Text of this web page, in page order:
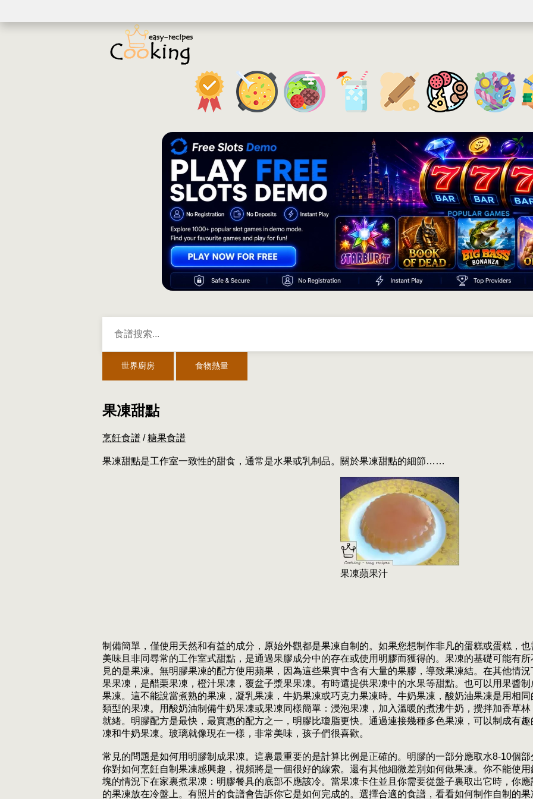
世界廚房 食物熱量
果凍甜點
烹飪食譜 /糖果食譜
果凍甜點是工作室一致性的甜食，通常是水果或乳制品。關於果凍甜點的細節……
果凍蘋果汁
制備簡單，僅使用天然和有益的成分，原始外觀都是果凍自制的。如果您想制作非凡的蛋糕或蛋糕，
美味且非同尋常的工作室式甜點，是通過果膠成分中的存在或使用明膠而獲得的。果凍的基礎可能有
見的是果凍。無明膠果凍的配方使用蘋果，因為這些果實中含有大量的果膠，導致果凍結。在其他情
果果凍，是醋栗果凍，橙汁果凍，覆盆子漿果果凍。有時還提供果凍中的水果等甜點。也可以用果醬
果凍。這不能說當煮熟的果凍，凝乳果凍，牛奶果凍或巧克力果凍時。牛奶果凍，酸奶油果凍是用相
類型的果凍。用酸奶油制備牛奶果凍或果凍同樣簡單：浸泡果凍，加入溫暖的煮沸牛奶，攪拌加香草
就緒。明膠配方是最快，最實惠的配方之一，明膠比瓊脂更快。通過連接幾種多色果凍，可以制成有
凍和牛奶果凍。玻璃就像現在一樣，非常美味，孩子們很喜歡。
常見的問題是如何用明膠制成果凍。這裏最重要的是計算比例是正確的。明膠的一部分應取水8-10個
你對如何烹飪自制果凍感興趣，視頻將是一個很好的線索。還有其他細微差別如何做果凍。你不能使
塊的情況下在家裏煮果凍：明膠餐具的底部不應該冷。當果凍卡住並且你需要從盤子裏取出它時，你
的果凍放在冷盤上。有照片的食譜會告訴你它是如何完成的。選擇合適的食譜，看看如何制作自制的